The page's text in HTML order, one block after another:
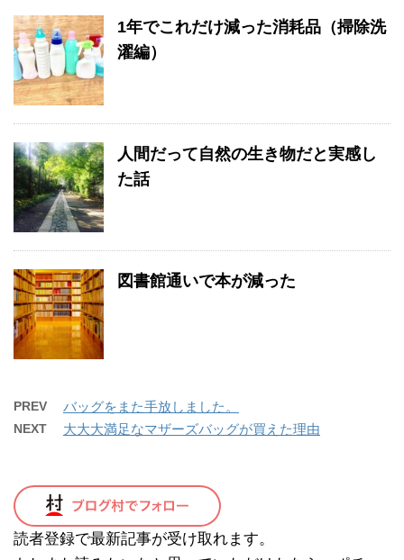
1年でこれだけ減った消耗品（掃除洗
濯編）
人間だって自然の生き物だと実感し
た話
図書館通いで本が減った
PREV バッグをまた手放しました。
NEXT 大大大満足なマザーズバッグが買えた理由
読者登録で最新記事が受け取れます。